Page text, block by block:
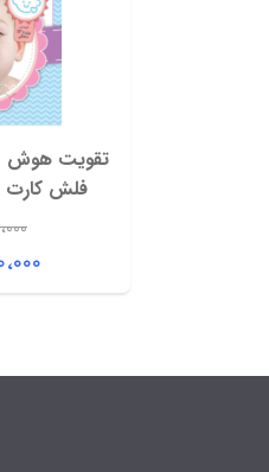
فلش کارت + 4 دی وی